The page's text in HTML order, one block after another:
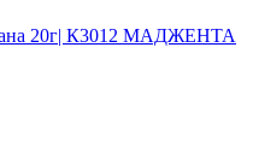
20г| К3012 МАДЖЕНТА